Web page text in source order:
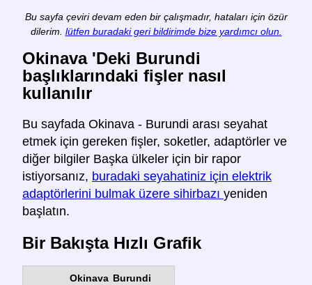
Bu sayfa çeviri devam eden bir çalışmadır, hataları için özür
dilerim. lütfen buradaki geri bildirimde bize yardımcı olun.
Okinava 'Deki Burundi
başlıklarındaki fişler nasıl
kullanılır
Bu sayfada Okinava - Burundi arası seyahat
etmek için gereken fişler, soketler, adaptörler ve
diğer bilgiler Başka ülkeler için bir rapor
istiyorsanız, buradaki seyahatiniz için elektrik
adaptörlerini bulmak üzere sihirbazı yeniden
başlatın.
Bir Bakışta Hızlı Grafik
Okinava Burundi